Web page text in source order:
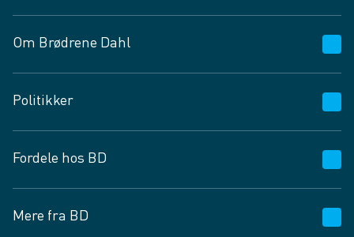
Om Brødrene Dahl
Vagttelefon 30 10 89 89
Spørgsmål og svar
Job og karriere
Fødevarekontrolrapport
Politikker
Privatlivspolitik
Cookies
Vilkår og betingelser
Fordele hos BD
BD app
Mere fra BD